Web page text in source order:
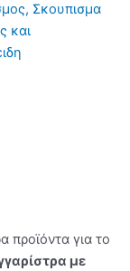
Σκουπισμα
και
προϊόντα για το
με